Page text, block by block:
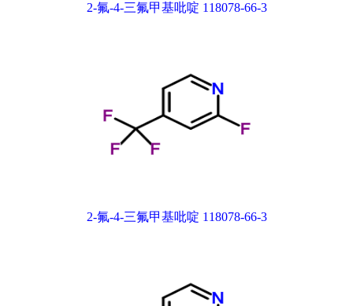
2-氟-4-三氟甲基吡啶 118078-66-3
2-氟-4-三氟甲基吡啶 118078-66-3